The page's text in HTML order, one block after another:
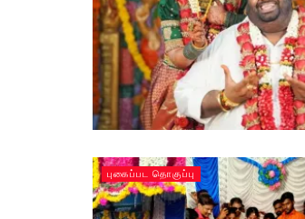
புகைப்பட தொகுப்பு